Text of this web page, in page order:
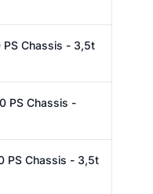
Chassis - 3,5t
PS Chassis -
PS Chassis - 3,5t